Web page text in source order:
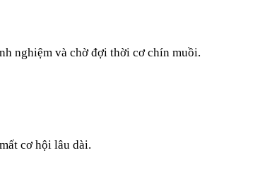
nghiệm và chờ đợi thời cơ chín muồi.
cơ hội lâu dài.